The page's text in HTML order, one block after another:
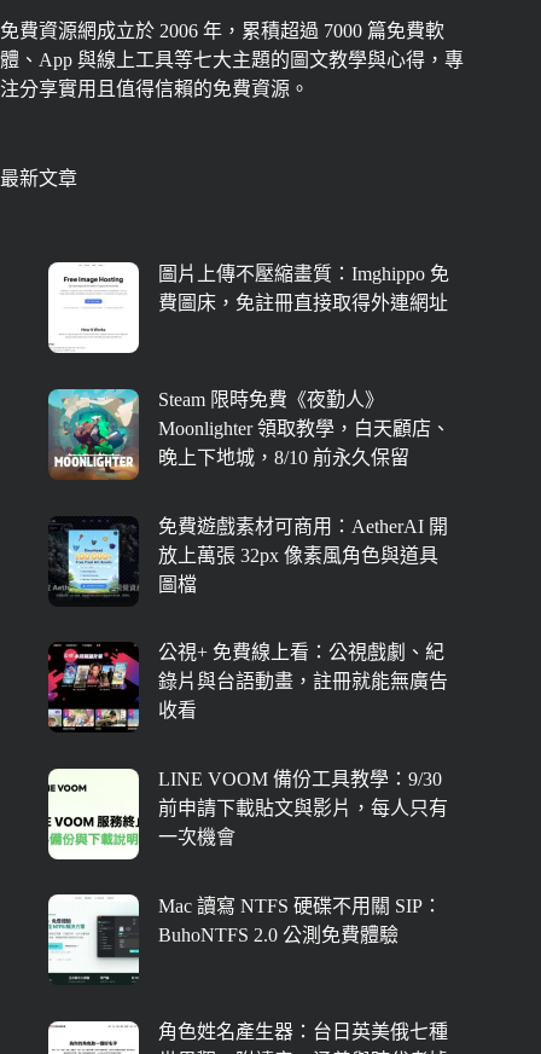
免費資源網成立於 2006 年，累積超過 7000 篇免費軟
體、App 與線上工具等七大主題的圖文教學與心得，專
注分享實用且值得信賴的免費資源。
最新文章
圖片上傳不壓縮畫質：Imghippo 免
費圖床，免註冊直接取得外連網址
Steam 限時免費《夜勤人》
Moonlighter 領取教學，白天顧店、
晚上下地城，8/10 前永久保留
免費遊戲素材可商用：AetherAI 開
放上萬張 32px 像素風角色與道具
圖檔
公視+ 免費線上看：公視戲劇、紀
錄片與台語動畫，註冊就能無廣告
收看
LINE VOOM 備份工具教學：9/30
前申請下載貼文與影片，每人只有
一次機會
Mac 讀寫 NTFS 硬碟不用關 SIP：
BuhoNTFS 2.0 公測免費體驗
角色姓名產生器：台日英美俄七種